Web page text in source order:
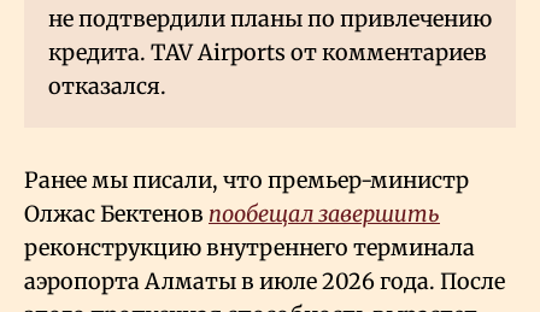
не подтвердили планы по привлечению
кредита. TAV Airports от комментариев
отказался.
Ранее мы писали, что премьер-министр
Олжас Бектенов пообещал завершить
реконструкцию внутреннего терминала
аэропорта Алматы в июле 2026 года. После